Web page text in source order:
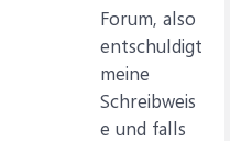
Forum, also
entschuldigt
meine
Schreibweis
e und falls